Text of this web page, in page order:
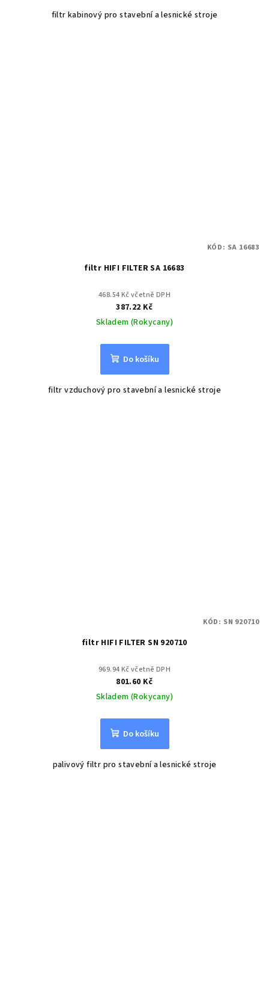
filtr kabinový pro stavební a lesnické stroje
filtr HIFI FILTER SA 16683
468.54 Kč včetně DPH
387.22 Kč
Skladem (Rokycany)
Do košíku
filtr vzduchový pro stavební a lesnické stroje
KÓD: SA 16683
filtr HIFI FILTER SN 920710
969.94 Kč včetně DPH
801.60 Kč
Skladem (Rokycany)
Do košíku
palivový filtr pro stavební a lesnické stroje
KÓD: SN 920710